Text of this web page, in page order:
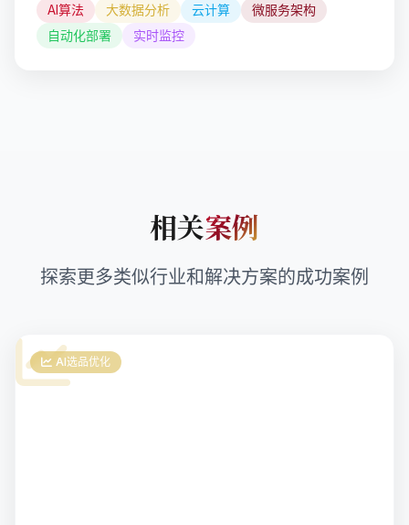
AI算法 大数据分析 云计算
微服务架构
自动化部署
实时监控
相关案例
探索更多类似行业和解决方案的成功案例
AI选品优化